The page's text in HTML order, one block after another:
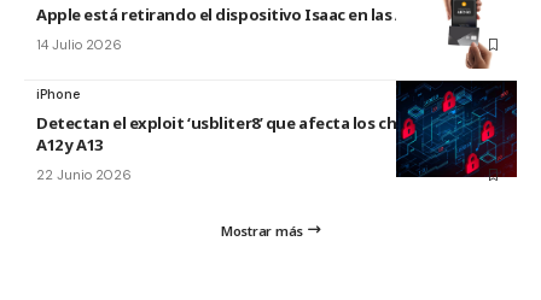
Apple está retirando el dispositivo Isaac en las Apple Store
14 Julio 2026
iPhone
Detectan el exploit ‘usbliter8’ que afecta los chips de Apple
A12 y A13
22 Junio 2026
Mostrar más